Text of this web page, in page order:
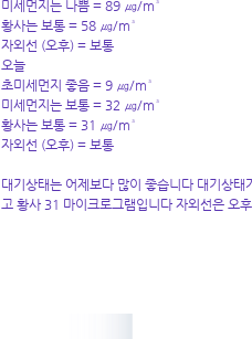
미세먼지는 나쁨 = 89 ㎍/m³
황사는 보통 = 58 ㎍/m³
자외선 (오후) = 보통
오늘
초미세먼지 좋음 = 9 ㎍/m³
미세먼지는 보통 = 32 ㎍/m³
황사는 보통 = 31 ㎍/m³
자외선 (오후) = 보통
대기상태는 어제보다 많이 좋습니다 대기상
고 황사 31 마이크로그램입니다 자외선은 오